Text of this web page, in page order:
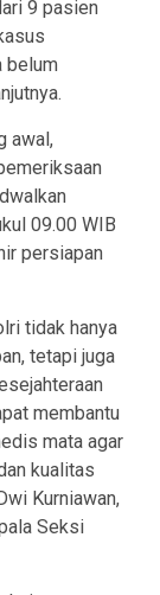
9 pasien
belum
awal,
09.00 WIB
persiapan
tidak hanya
tetapi juga
membantu
mata agar
kualitas
Kurniawan,
Seksi